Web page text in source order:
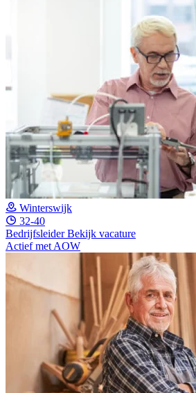
Winterswijk
32-40
Bedrijfsleider Bekijk vacature
Actief met AOW